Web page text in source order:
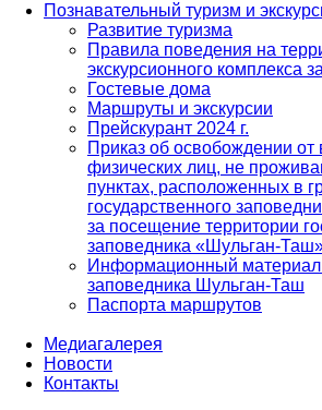
Познавательный туризм и
Развитие туризма
Правила поведения на
экскурсионного комплекса
Гостевые дома
Маршруты и экскурсии
Прейскурант 2024 г.
Приказ об освобождении от
физических лиц, не
пунктах, расположенных в
государственного
за посещение территории
заповедника «Шульган-
Информационный
заповедника Шульган-Таш
Паспорта маршрутов
Медиагалерея
Новости
Контакты